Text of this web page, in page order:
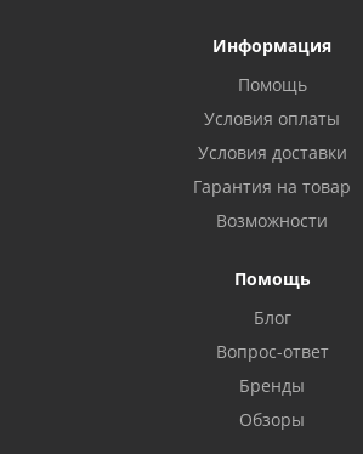
Информация
Помощь
Условия оплаты
Условия доставки
Гарантия на товар
Возможности
Помощь
Блог
Вопрос-ответ
Бренды
Обзоры